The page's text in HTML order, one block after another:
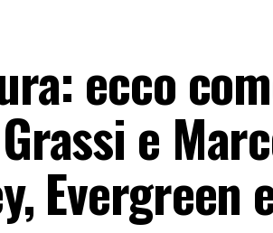
ecco
e